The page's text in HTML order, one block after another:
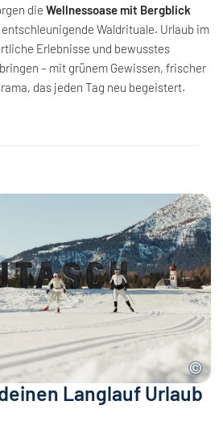
die Wellnessoase mit Bergblick
entschleunigende Waldrituale. Urlaub im
Erlebnisse und bewusstes
– mit grünem Gewissen, frischer
das jeden Tag neu begeistert.
Langlauf Urlaub